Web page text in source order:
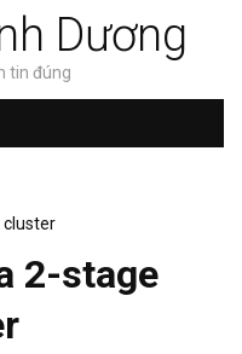
Dương
tin đúng
cluster
2-stage